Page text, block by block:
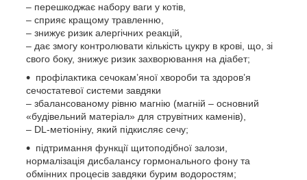
– перешкоджає набору ваги у котів,
– сприяє кращому травленню,
– знижує ризик алергічних реакцій,
– дає змогу контролювати кількість цукру в крові, що, зі
свого боку, знижує ризик захворювання на діабет;
профілактика сечокам’яної хвороби та здоров’я
сечостатевої системи завдяки
– збалансованому рівню магнію (магній – основний
«будівельний матеріал» для струвітних каменів),
– DL-метіоніну, який підкисляє сечу;
підтримання функції щитоподібної залози,
нормалізація дисбалансу гормонального фону та
обмінних процесів завдяки бурим водоростям;